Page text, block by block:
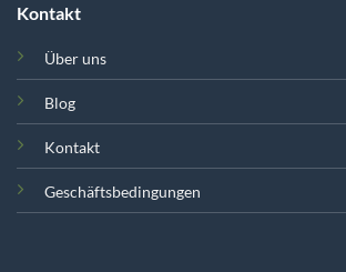
Kontakt
Über uns
Blog
Kontakt
Geschäftsbedingungen